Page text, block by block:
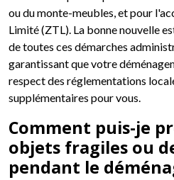
ou du monte-meubles, et pour
Limité (ZTL). La bonne nouvelle
de toutes ces démarches
garantissant que votre
respect des réglementations
supplémentaires pour vous.
Comment puis-je
objets fragiles ou
pendant le